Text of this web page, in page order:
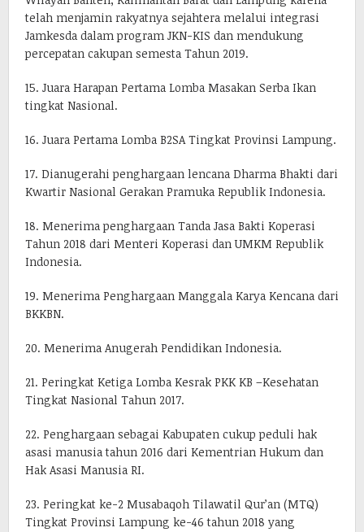
telah menjamin rakyatnya sejahtera melalui integrasi
Jamkesda dalam program JKN-KIS dan mendukung
percepatan cakupan semesta Tahun 2019.
15. Juara Harapan Pertama Lomba Masakan Serba Ikan
tingkat Nasional.
16. Juara Pertama Lomba B2SA Tingkat Provinsi Lampung.
17. Dianugerahi penghargaan lencana Dharma Bhakti dari
Kwartir Nasional Gerakan Pramuka Republik Indonesia.
18. Menerima penghargaan Tanda Jasa Bakti Koperasi
Tahun 2018 dari Menteri Koperasi dan UMKM Republik
Indonesia.
19. Menerima Penghargaan Manggala Karya Kencana dari
BKKBN.
20. Menerima Anugerah Pendidikan Indonesia.
21. Peringkat Ketiga Lomba Kesrak PKK KB –Kesehatan
Tingkat Nasional Tahun 2017.
22. Penghargaan sebagai Kabupaten cukup peduli hak
asasi manusia tahun 2016 dari Kementrian Hukum dan
Hak Asasi Manusia RI.
23. Peringkat ke-2 Musabaqoh Tilawatil Qur’an (MTQ)
Tingkat Provinsi Lampung ke-46 tahun 2018 yang